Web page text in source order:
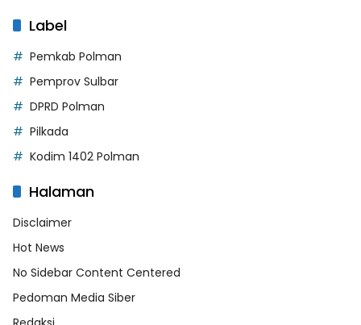
Label
Pemkab Polman
Pemprov Sulbar
DPRD Polman
Pilkada
Kodim 1402 Polman
Halaman
Disclaimer
Hot News
No Sidebar Content Centered
Pedoman Media Siber